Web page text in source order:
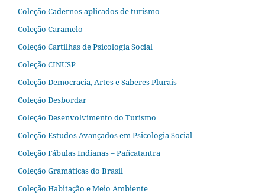
Coleção Cadernos aplicados de turismo
Coleção Caramelo
Coleção Cartilhas de Psicologia Social
Coleção CINUSP
Coleção Democracia, Artes e Saberes Plurais
Coleção Desbordar
Coleção Desenvolvimento do Turismo
Coleção Estudos Avançados em Psicologia Social
Coleção Fábulas Indianas – Pañcatantra
Coleção Gramáticas do Brasil
Coleção Habitação e Meio Ambiente